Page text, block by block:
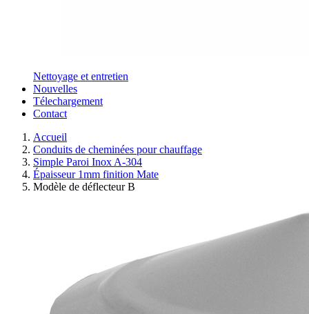
Nettoyage et entretien
Nouvelles
Télechargement
Contact
Accueil
Conduits de cheminées pour chauffage
Simple Paroi Inox A-304
Épaisseur 1mm finition Mate
Modèle de déflecteur B